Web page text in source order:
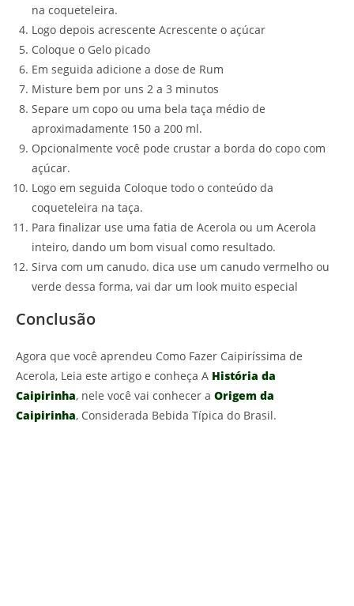
na coqueteleira.
Logo depois acrescente Acrescente o açúcar
Coloque o Gelo picado
Em seguida adicione a dose de Rum
Misture bem por uns 2 a 3 minutos
Separe um copo ou uma bela taça médio de
aproximadamente 150 a 200 ml.
Opcionalmente você pode crustar a borda do copo com
açúcar.
Logo em seguida Coloque todo o conteúdo da
coqueteleira na taça.
Para finalizar use uma fatia de Acerola ou um Acerola
inteiro, dando um bom visual como resultado.
Sirva com um canudo. dica use um canudo vermelho ou
verde dessa forma, vai dar um look muito especial
Conclusão
Agora que você aprendeu Como Fazer Caipiríssima de
Acerola, Leia este artigo e conheça A História da
Caipirinha, nele você vai conhecer a Origem da
Caipirinha, Considerada Bebida Típica do Brasil.